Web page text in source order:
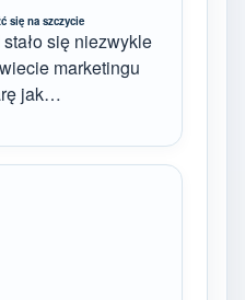
się na szczycie
się niezwykle
marketingu
jak…